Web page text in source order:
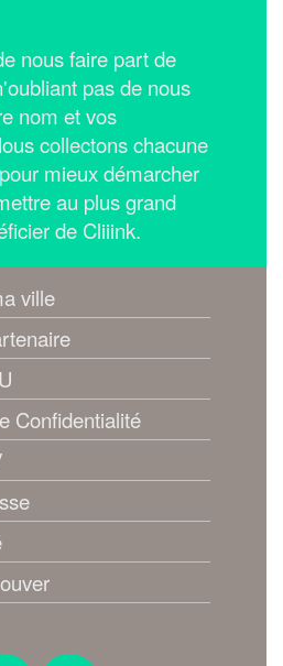
nous faire part de
pas de nous
nom et vos
collectons chacune
mieux démarcher
au plus grand
de Cliiink.
ville
Confidentialité